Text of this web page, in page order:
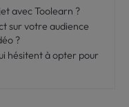
avec Toolearn ?
sur votre audience
?
hésitent à opter pour